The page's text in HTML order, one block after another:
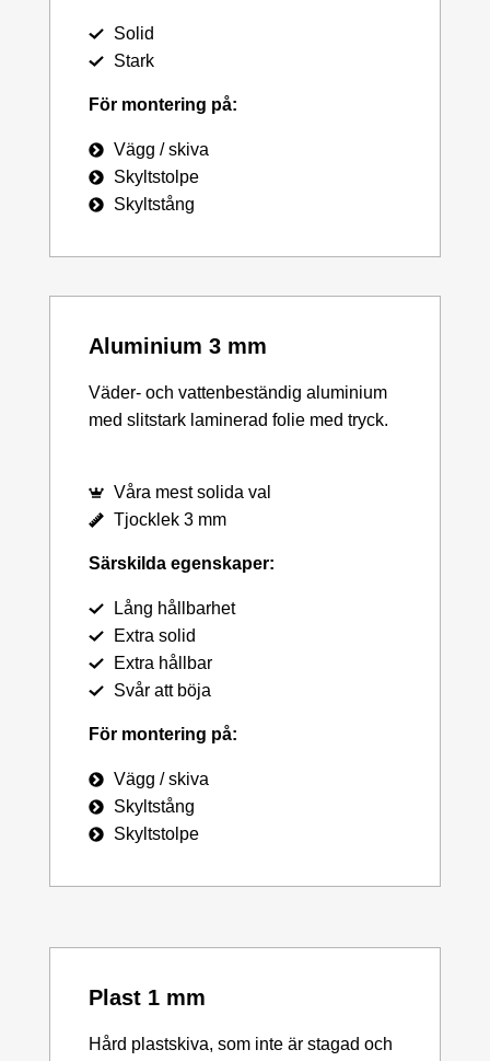
Solid
Stark
För montering på:
Vägg / skiva
Skyltstolpe
Skyltstång
Aluminium 3 mm
Väder- och vattenbeständig aluminium
med slitstark laminerad folie med tryck.
Våra mest solida val
Tjocklek 3 mm
Särskilda egenskaper:
Lång hållbarhet
Extra solid
Extra hållbar
Svår att böja
För montering på:
Vägg / skiva
Skyltstång
Skyltstolpe
Plast 1 mm
Hård plastskiva, som inte är stagad och